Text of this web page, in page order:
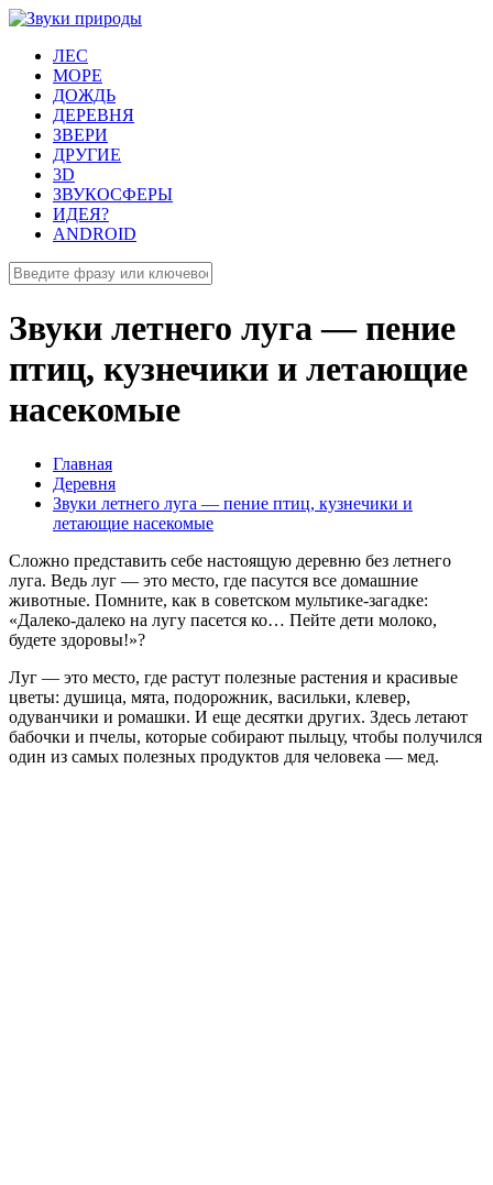
ЛЕС
МОРЕ
ДОЖДЬ
ДЕРЕВНЯ
ЗВЕРИ
ДРУГИЕ
3D
ЗВУКОСФЕРЫ
ИДЕЯ?
ANDROID
Звуки летнего луга — пение
птиц, кузнечики и летающие
насекомые
Главная
Деревня
Звуки летнего луга — пение птиц, кузнечики и
летающие насекомые
Сложно представить себе настоящую деревню без летнего
луга. Ведь луг — это место, где пасутся все домашние
животные. Помните, как в советском мультике-загадке:
«Далеко-далеко на лугу пасется ко… Пейте дети молоко,
будете здоровы!»?
Луг — это место, где растут полезные растения и красивые
цветы: душица, мята, подорожник, васильки, клевер,
одуванчики и ромашки. И еще десятки других. Здесь летают
бабочки и пчелы, которые собирают пыльцу, чтобы получился
один из самых полезных продуктов для человека — мед.